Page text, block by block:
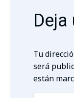
Tu
será
están